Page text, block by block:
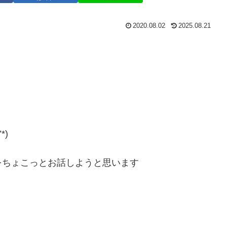
2020.08.02 2025.08.21
ょこっとお話しようと思います